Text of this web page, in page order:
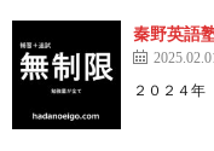
秦野英語
２０２４